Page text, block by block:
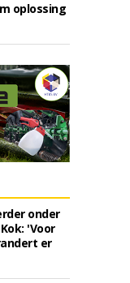
oplossing
onder
'Voor
er